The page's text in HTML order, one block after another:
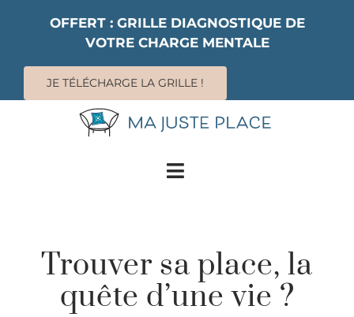
OFFERT : GRILLE DIAGNOSTIQUE DE
VOTRE CHARGE MENTALE
JE TÉLÉCHARGE LA GRILLE !
Toggle
Trouver sa place, la
quête d’une vie ?